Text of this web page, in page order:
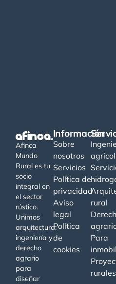
Afinca
Mundo
Rural es tu
socio
integral en
el sector
rústico.
Unimos
arquitectura,
ingeniería y
derecho
agrario
para
diseñar
Información
Sobre
nosotros
Servicios
Política de
privacidad
Aviso
legal
Política
de
cookies
rural
Para
rurales